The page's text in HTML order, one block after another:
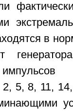
в
5, 8, 11,